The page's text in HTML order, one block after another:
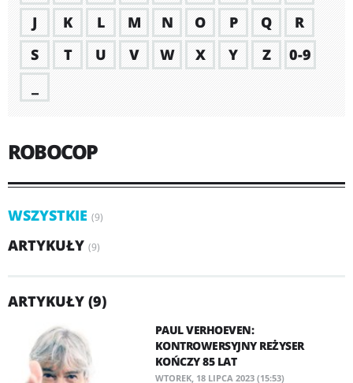
J
K L M N O P Q
R
S
T U V W X Y Z
0-9
ROBOCOP
WSZYSTKIE (9)
ARTYKUŁY (9)
ARTYKUŁY (9)
PAUL VERHOEVEN:
KONTROWERSYJNY REŻYSER
KOŃCZY 85 LAT
WTOREK, 18 LIPCA 2023 (15:53)